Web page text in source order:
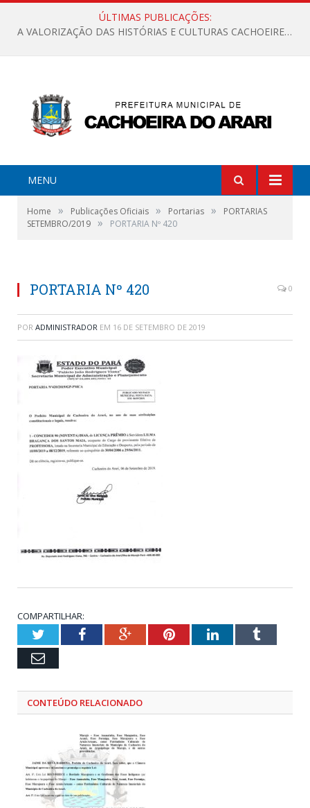
ÚLTIMAS PUBLICAÇÕES:
A VALORIZAÇÃO DAS HISTÓRIAS E CULTURAS CACHOEIRENSES
MENU
Home » Publicações Oficiais » Portarias »
PORTARIAS
SETEMBRO/2019 » PORTARIA Nº 420
PORTARIA Nº 420 0
POR ADMINISTRADOR EM 16 DE SETEMBRO DE 2019
COMPARTILHAR:
TwitterFacebookGoogle+PinterestLinkedInTumblr
Email
CONTEÚDO RELACIONADO